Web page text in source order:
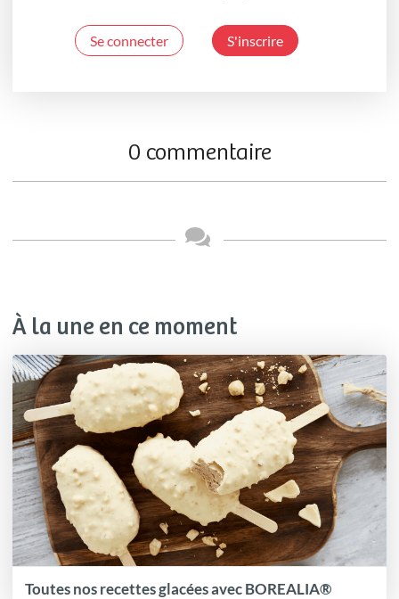
Se connecter S'inscrire
0 commentaire
À la une en ce moment
Toutes nos recettes glacées avec BOREALIA®